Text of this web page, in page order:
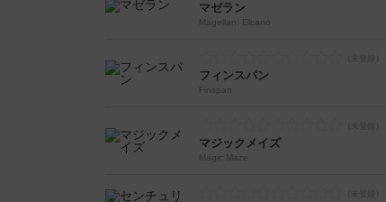
マゼラン
Magellan: Elcano
フィンスパン
Finspan
マジックメイズ
Magic Maze